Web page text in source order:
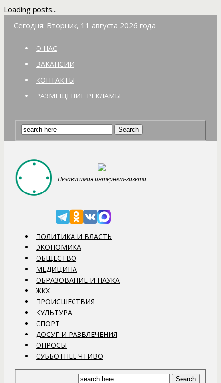
Loading posts...
Сегодня: Вторник, 11 августа 2026 года
О НАС
ВАКАНСИИ
КОНТАКТЫ
РАЗМЕЩЕНИЕ РЕКЛАМЫ
Независимая интернет-газета
ПОЛИТИКА И ВЛАСТЬ
ЭКОНОМИКА
ОБЩЕСТВО
МЕДИЦИНА
ОБРАЗОВАНИЕ И НАУКА
ЖКХ
ПРОИСШЕСТВИЯ
КУЛЬТУРА
СПОРТ
ДОСУГ И РАЗВЛЕЧЕНИЯ
ОПРОСЫ
СУББОТНЕЕ ЧТИВО